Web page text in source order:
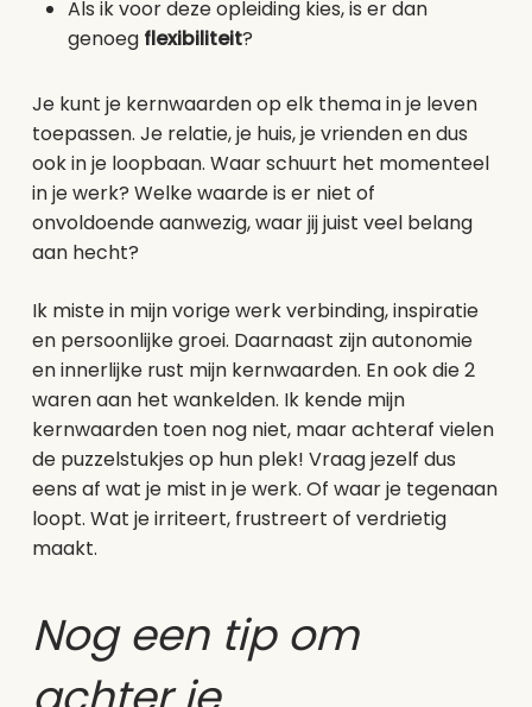
Als ik voor deze opleiding kies, is er dan
genoeg flexibiliteit?
Je kunt je kernwaarden op elk thema in je leven
toepassen. Je relatie, je huis, je vrienden en dus
ook in je loopbaan. Waar schuurt het momenteel
in je werk? Welke waarde is er niet of
onvoldoende aanwezig, waar jij juist veel belang
aan hecht?
Ik miste in mijn vorige werk verbinding, inspiratie
en persoonlijke groei. Daarnaast zijn autonomie
en innerlijke rust mijn kernwaarden. En ook die 2
waren aan het wankelden. Ik kende mijn
kernwaarden toen nog niet, maar achteraf vielen
de puzzelstukjes op hun plek! Vraag jezelf dus
eens af wat je mist in je werk. Of waar je tegenaan
loopt. Wat je irriteert, frustreert of verdrietig
maakt.
Nog een tip om